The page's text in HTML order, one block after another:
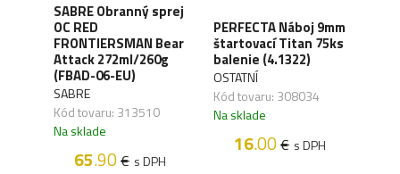
SABRE Obranný sprej
OC RED
FRONTIERSMAN Bear
Attack 272ml/260g
(FBAD-06-EU)
SABRE
Kód tovaru: 313510
Na sklade
65.90€ s DPH
PERFECTA Náboj 9mm
štartovací Titan 75ks
balenie (4.1322)
OSTATNÍ
Kód tovaru: 308034
Na sklade
16.00€ s DPH